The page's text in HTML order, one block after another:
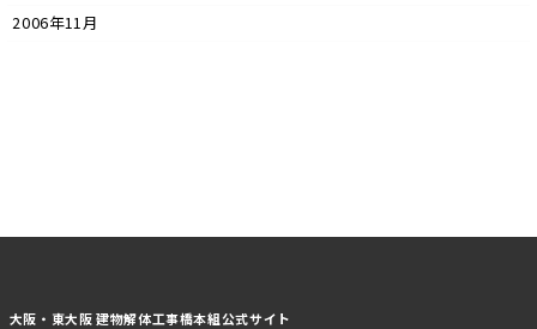
2006年11月
大阪・東大阪 建物解体工事橋本組公式サイト